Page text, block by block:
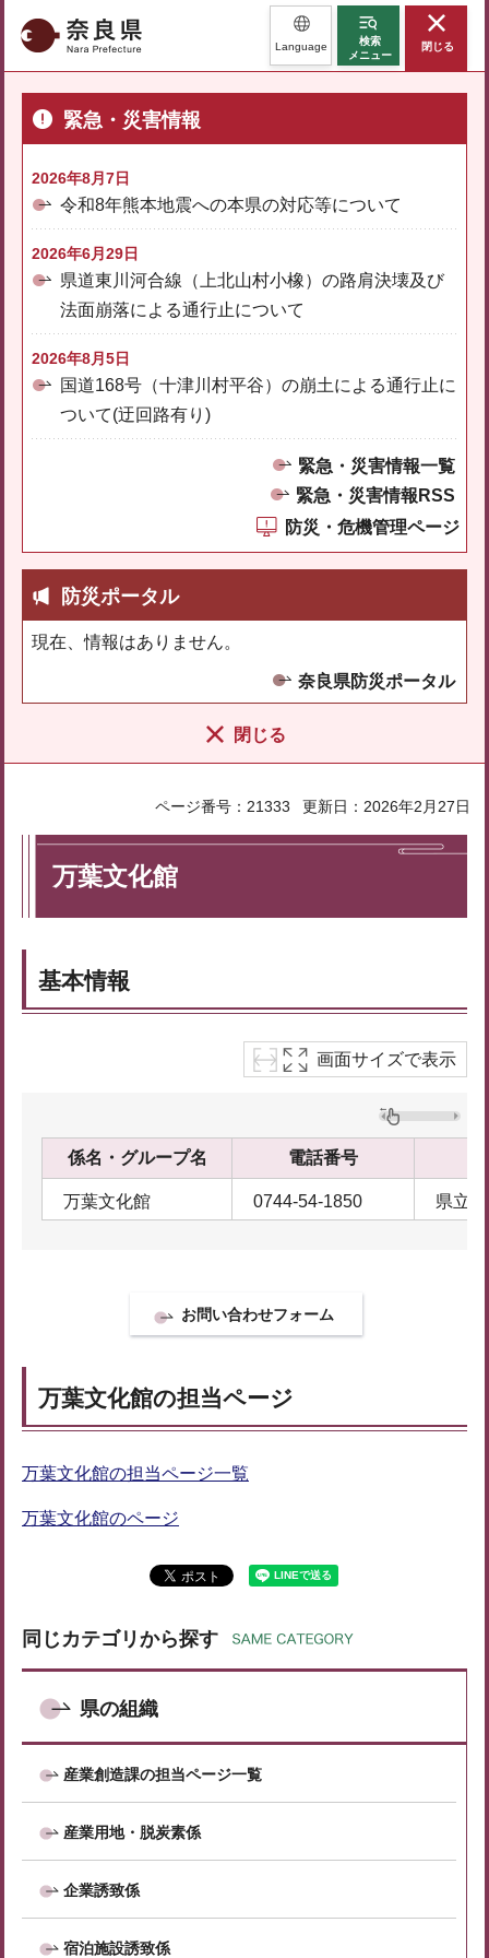
奈良県 Language
検索
メニュー
閉じる
緊急・災害情報
2026年8月7日
令和8年熊本地震への本県の対応等について
2026年6月29日
県道東川河合線（上北山村小橡）の路肩決壊及び
法面崩落による通行止について
2026年8月5日
国道168号（十津川村平谷）の崩土による通行止に
ついて(迂回路有り)
緊急・災害情報一覧
緊急・災害情報RSS
防災・危機管理ページ
防災ポータル
現在、情報はありません。
奈良県防災ポータル
閉じる
ページ番号：21333 更新日：2026年2月27日
万葉文化館
基本情報
画面サイズで表示
係名・グループ名 電話番号
万葉文化館 0744-54-1850 県立
万葉文化館の担当ページ
万葉文化館の担当ページ一覧
万葉文化館のページ
同じカテゴリから探す
県の組織
産業創造課の担当ページ一覧
産業用地・脱炭素係
企業誘致係
宿泊施設誘致係